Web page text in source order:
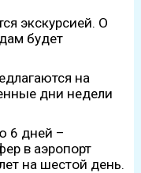
экскурсией. О
будет
на
дни недели
6 дней –
в аэропорт
на шестой день.